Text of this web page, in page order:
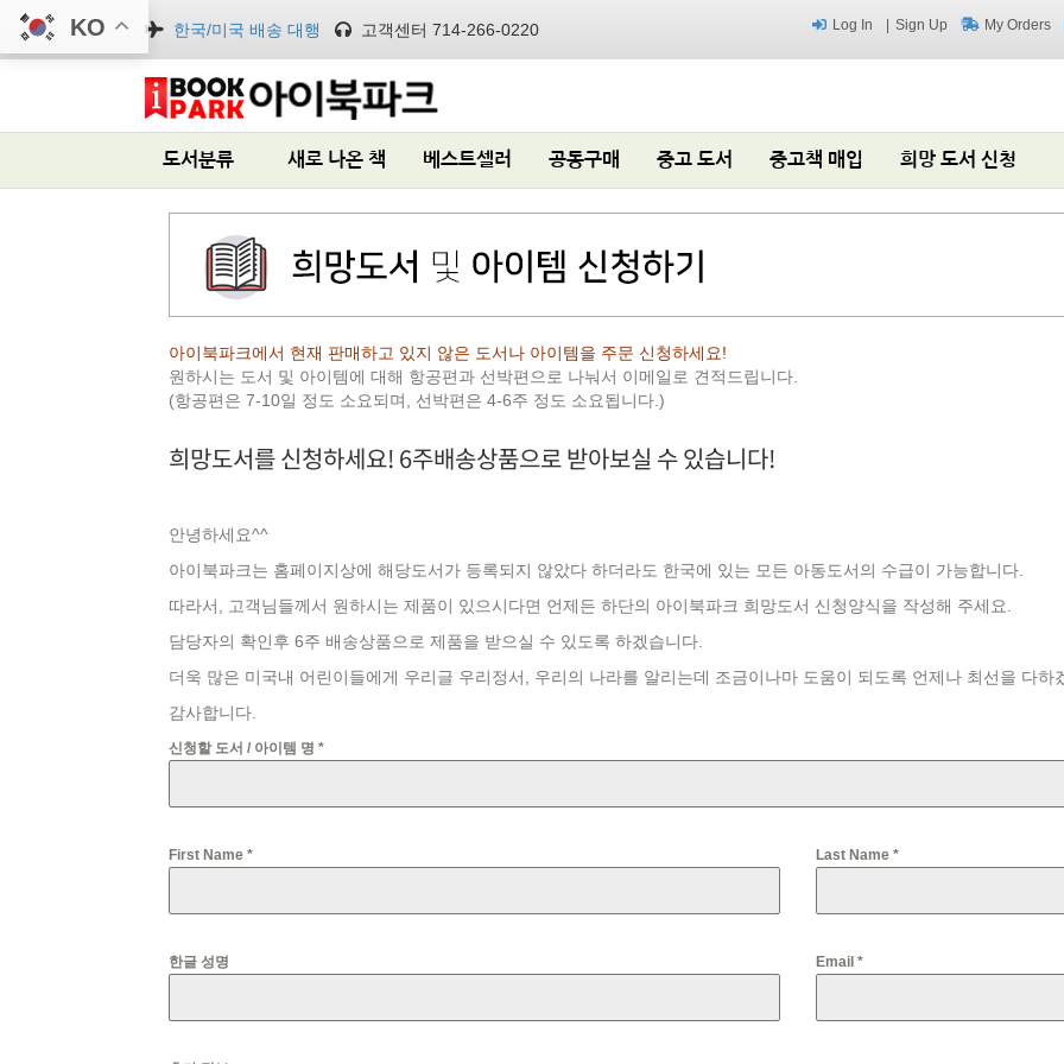
한국/미국 배송 대행 고객센터 714-266-0220 Log In Sign Up My Orders
도서분류 새로 나온 책 베스트셀러 공동구매 중고 도서 중고책 매입 희망 도서 신청
아이북파크에서 현재 판매하고 있지 않은 도서나 아이템을 주문 신청하세요!
원하시는 도서 및 아이템에 대해 항공편과 선박편으로 나눠서 이메일로 견적드립니다.
(항공편은 7-10일 정도 소요되며, 선박편은 4-6주 정도 소요됩니다.)
희망도서를 신청하세요! 6주배송상품으로 받아보실 수 있습니다!
안녕하세요^^
아이북파크는 홈페이지상에 해당도서가 등록되지 않았다 하더라도 한국에 있는 모든 아동도서의 수급이 가능합니다.
따라서, 고객님들께서 원하시는 제품이 있으시다면 언제든 하단의 아이북파크 희망도서 신청양식을 작성해 주세요.
담당자의 확인후 6주 배송상품으로 제품을 받으실 수 있도록 하겠습니다.
더욱 많은 미국내 어린이들에게 우리글 우리정서, 우리의 나라를 알리는데 조금이나마 도움이 되도록 언제나 최선을 다하
감사합니다.
신청할 도서 / 아이템 명 *
First Name * Last Name *
한글 성명 Email *
KO